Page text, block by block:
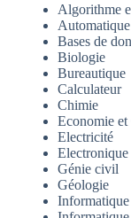
Algorithme
Automatique
Bases de
Biologie
Bureautique
Calculateur
Chimie
Economie et
Electricité
Electronique
Génie civil
Géologie
Informatique